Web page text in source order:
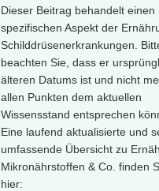
Dieser Beitrag behandelt einen
spezifischen Aspekt der
Schilddrüsenerkrankungen.
beachten Sie, dass er
älteren Datums ist und nicht
allen Punkten dem aktuellen
Wissensstand entsprechen
Eine laufend aktualisierte und
umfassende Übersicht zu
Mikronährstoffen & Co. finden
hier: